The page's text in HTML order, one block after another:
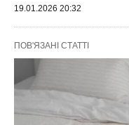
19.01.2026 20:32
ПОВ'ЯЗАНІ СТАТТІ